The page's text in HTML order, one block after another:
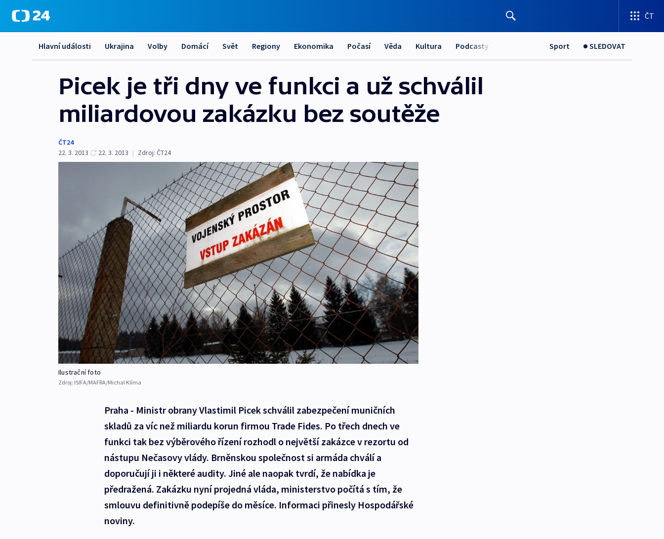
ČT
Hlavní události Ukrajina Volby Domácí Svět Regiony Ekonomika Počasí Věda Kultura Podcasty Sport SLEDOVAT
Picek je tři dny ve funkci a už schválil
miliardovou zakázku bez soutěže
ČT24
22. 3. 2013
22. 3. 2013 | Zdroj: ČT24
Ilustrační foto
Zdroj: ISIFA/MAFRA/Michal Klíma
Praha - Ministr obrany Vlastimil Picek schválil zabezpečení muničních
skladů za víc než miliardu korun firmou Trade Fides. Po třech dnech ve
funkci tak bez výběrového řízení rozhodl o největší zakázce v rezortu od
nástupu Nečasovy vlády. Brněnskou společnost si armáda chválí a
doporučují ji i některé audity. Jiné ale naopak tvrdí, že nabídka je
předražená. Zakázku nyní projedná vláda, ministerstvo počítá s tím, že
smlouvu definitivně podepíše do měsíce. Informaci přinesly Hospodářské
noviny.